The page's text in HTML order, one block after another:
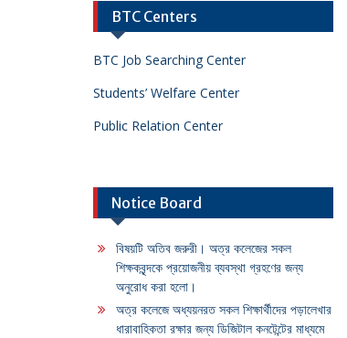
BTC Centers
BTC Job Searching Center
Students’ Welfare Center
Public Relation Center
Notice Board
বিষয়টি অতিব জরুরী। অত্র কলেজের সকল
শিক্ষকবৃন্দকে প্রয়োজনীয় ব্যবস্থা গ্রহণের জন্য
অনুরোধ করা হলো।
অত্র কলেজে অধ্যয়নরত সকল শিক্ষার্থীদের পড়ালেখার
ধারাবাহিকতা রক্ষার জন্য ডিজিটাল কনটেন্টের মাধ্যমে